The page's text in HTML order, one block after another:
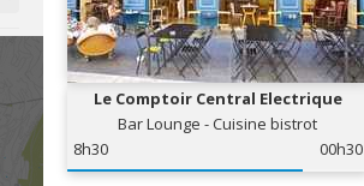
Le Comptoir Central Electrique
Bar Lounge - Cuisine bistrot
8h30
00h30